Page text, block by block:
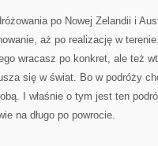
po Nowej Zelandii i
aż po realizację w
wracasz po konkret, ale też
się w świat. Bo w podróży
I właśnie o tym jest ten
na długo po powrocie.